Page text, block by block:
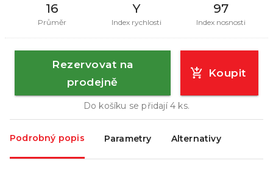
16
Průměr
Y
Index rychlosti
97
Index nosnosti
Rezervovat na
prodejně
Koupit
Do košíku se přidají4 ks.
Podrobný popis Parametry Alternativy